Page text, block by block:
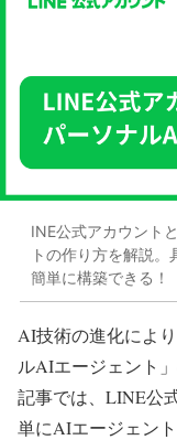
INE公式アカウント
トの作り方を解説
簡単に構築できる！
AI技術の進化によ
ルAIエージェント
記事では、LINE公
単にAIエージェン